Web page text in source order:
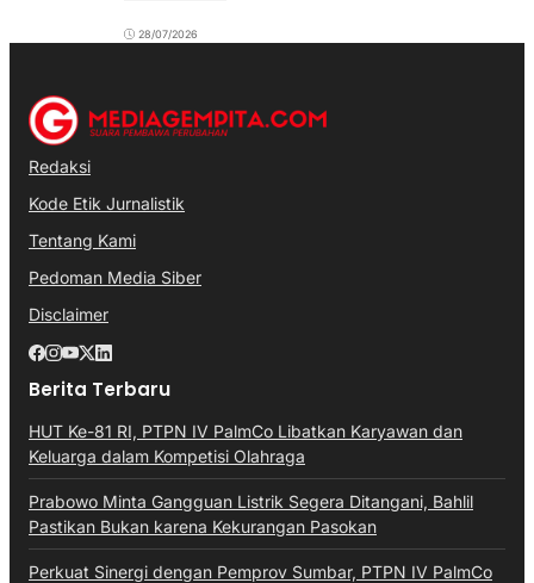
28/07/2026
Redaksi
Kode Etik Jurnalistik
Tentang Kami
Pedoman Media Siber
Disclaimer
Berita Terbaru
HUT Ke-81 RI, PTPN IV PalmCo Libatkan Karyawan dan
Keluarga dalam Kompetisi Olahraga
Prabowo Minta Gangguan Listrik Segera Ditangani, Bahlil
Pastikan Bukan karena Kekurangan Pasokan
Perkuat Sinergi dengan Pemprov Sumbar, PTPN IV PalmCo